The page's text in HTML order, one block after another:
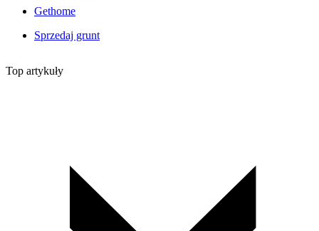
Gethome
Sprzedaj grunt
Top artykuły